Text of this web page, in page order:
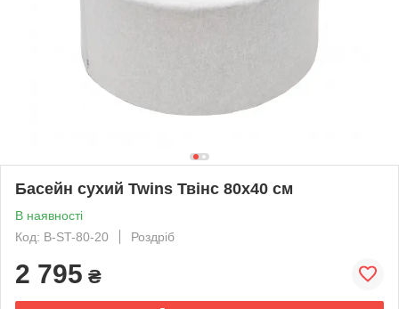
Басейн сухий Twins Твінс 80х40 см
В наявності
Код: B-ST-80-20
Роздріб
2 795 ₴